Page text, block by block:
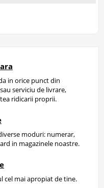
in orice punct din
serviciu de livrare,
ridicarii proprii.
moduri: numerar,
in magazinele noastre.
cel mai apropiat de tine.